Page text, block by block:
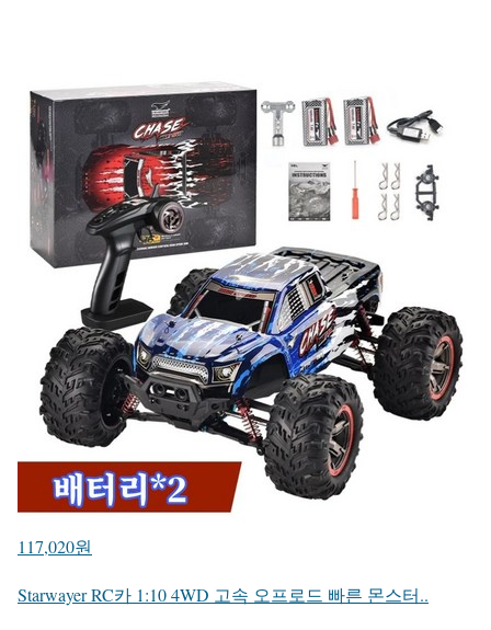
117,020원
Starwayer RC카 1:10 4WD 고속 오프로드 빠른 몬스터..